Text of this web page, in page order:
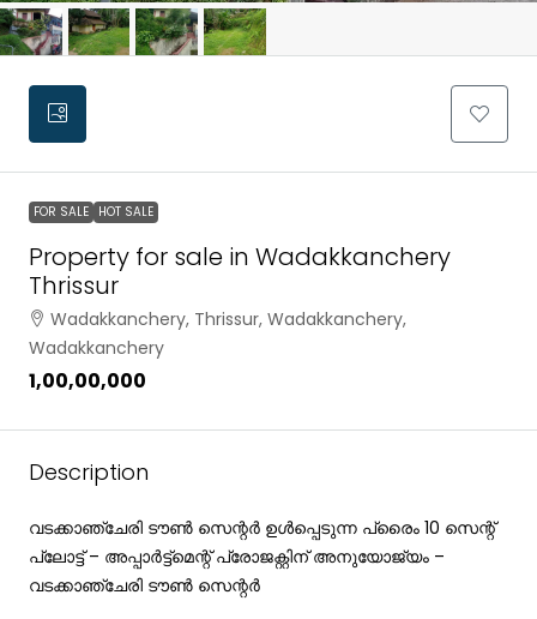
FOR SALE HOT SALE
Property for sale in Wadakkanchery
Thrissur
Wadakkanchery, Thrissur, Wadakkanchery,
Wadakkanchery
₹1,00,00,000
Description
വടക്കാഞ്ചേരി ടൗൺ സെന്റർ ഉൾപ്പെടുന്ന പ്രൈം 10 സെന്റ്
പ്ലോട്ട് – അപ്പാർട്ട്മെന്റ് പ്രോജക്റ്റിന് അനുയോജ്യം –
വടക്കാഞ്ചേരി ടൗൺ സെന്റർ